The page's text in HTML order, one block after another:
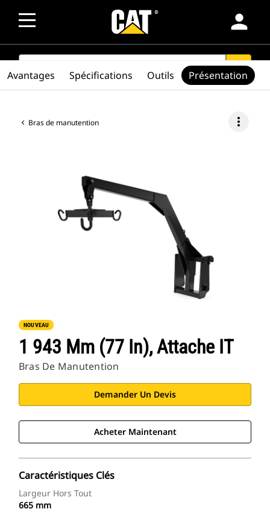
person
SEARCH search
Bras de manutention more_vert
NOUVEAU
1 943 Mm (77 In), Attache IT
Bras De Manutention
Demander Un Devis
Acheter Maintenant
Caractéristiques Clés
Largeur Hors Tout
665 mm
Avantages Spécifications Outils Présentation